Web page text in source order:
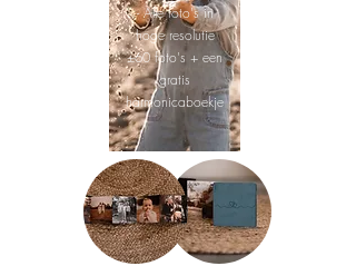
- Alle foto's in
hoge resolutie
±60 foto's + een
gratis
harmonicaboekje